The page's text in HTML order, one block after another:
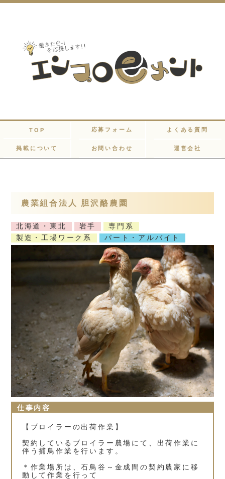
TOP 応募フォーム よくある質問
掲載について お問い合わせ 運営会社
農業組合法人 胆沢酪農園
北海道・東北 岩手
専門系
製造・工場ワーク系
パート・アルバイト
仕事内容
【ブロイラーの出荷作業】
契約しているブロイラー農場にて、出荷作業に
伴う捕鳥作業を行います。
＊作業場所は、石鳥谷～金成間の契約農家に移
動して作業を行って